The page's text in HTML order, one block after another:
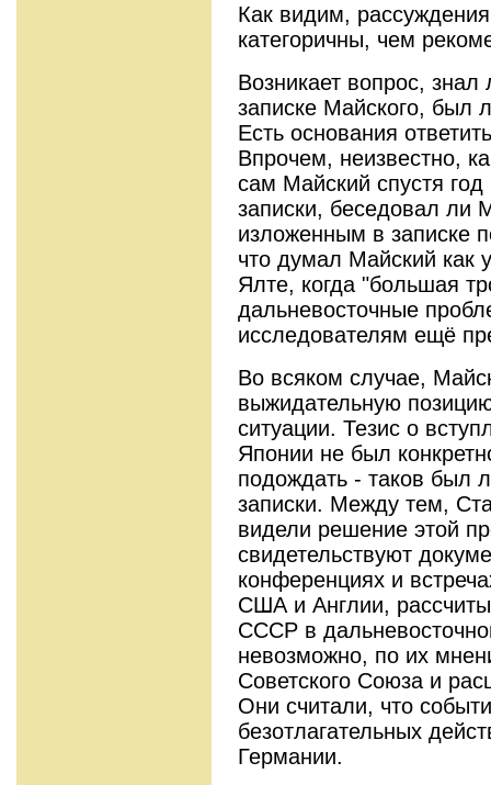
Как видим,
категоричны, чем
Возникает вопрос,
записке Майского, был
Есть основания
Впрочем, неизвестно,
сам Майский спустя
записки, беседовал ли
изложенным в записке
что думал Майский как
Ялте, когда "большая
дальневосточные
исследователям ещё
Во всяком случае,
выжидательную
ситуации. Тезис о
Японии не был
подождать - таков был
записки. Между тем,
видели решение этой
свидетельствуют
конференциях и
США и Англии,
СССР в
невозможно, по их
Советского Союза и
Они считали, что
безотлагательных
Германии.